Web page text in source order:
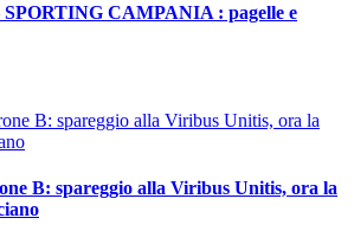
CAMPANIA : pagelle e
B: spareggio alla Viribus Unitis, ora la